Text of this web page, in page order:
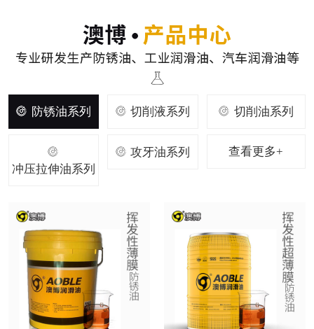
防锈油系列 切削液系列 切削油系列
冲压拉伸油系列
攻牙油系列 查看更多+